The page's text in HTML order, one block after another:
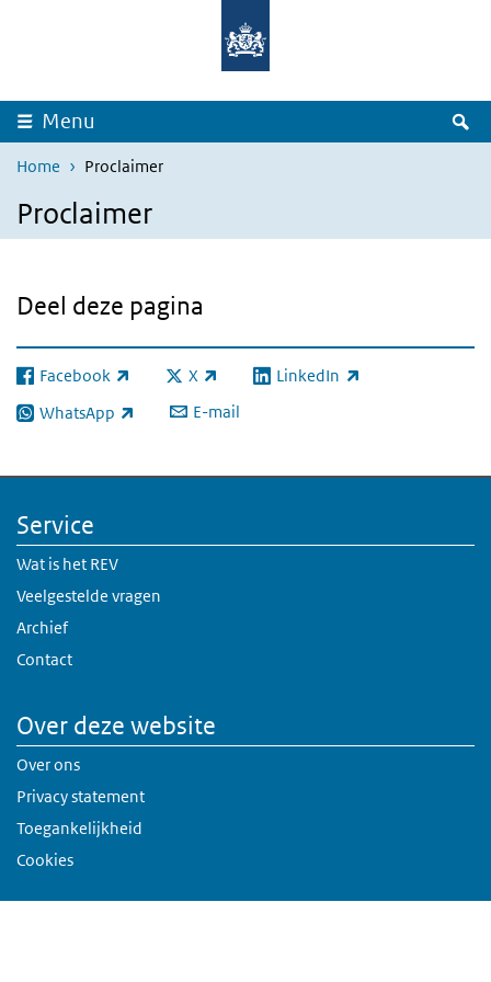
Overslaan en naar de inhoud gaan
Menu
Home Proclaimer
Proclaimer
Deel deze pagina
Facebook
(externe link) X
(externe link) LinkedIn
(externe link)
WhatsApp
(externe link) E-mail
Service
Wat is het REV
Veelgestelde vragen
Archief
Contact
Over deze website
Over ons
Privacy statement
Toegankelijkheid
Cookies